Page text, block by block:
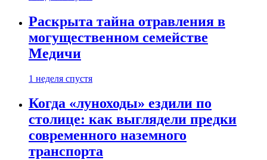
Раскрыта тайна отравления в
могущественном семействе
Медичи
1 неделя спустя
Когда «луноходы» ездили по
столице: как выглядели предки
современного наземного
транспорта